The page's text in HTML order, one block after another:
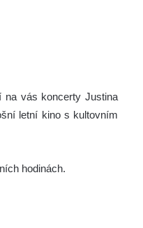
na vás koncerty Justina
letní kino s kultovním
hodinách.